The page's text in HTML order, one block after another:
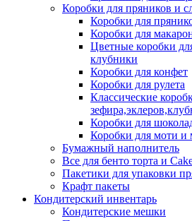
Коробки для пряников и
Коробки для
Коробки для
Цветные коробки
клубники
Коробки для конфет
Коробки для рулета
Классические
Коробки для
Коробки для моти и
Бумажный наполнитель
Все для бенто торта и
Пакетики для упаковки
Крафт пакеты
Кондитерский инвентарь
Кондитерские мешки